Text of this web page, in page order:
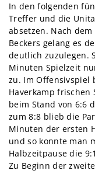
In den folgenden
Treffer und die
absetzen. Nach
Beckers gelang es
deutlich zuzulegen.
Minuten Spielzeit
zu. Im Offensivspiel
Haverkamp frischen
beim Stand von 6:6
zum 8:8 blieb die
Minuten der ersten
und so konnte man
Halbzeitpause die
Zu Beginn der